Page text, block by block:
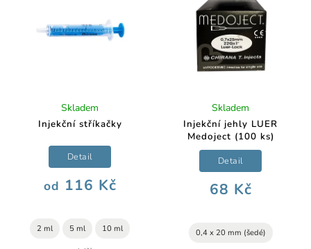
Injekční stříkačky
Skladem
od 116 Kč
Detail
2 ml 5 ml 10 ml
Injekční jehly LUER
Medoject (100 ks)
Skladem
68 Kč
Detail
0,4 x 20 mm (šedé)